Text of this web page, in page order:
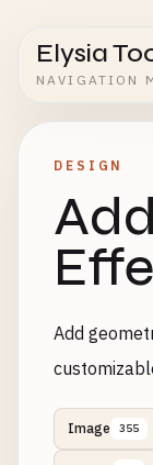
Elysia
NAVIGATION
DESIGN
Add
Image 355